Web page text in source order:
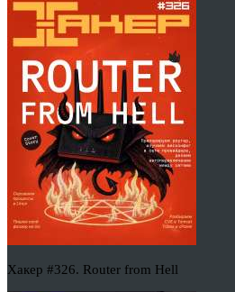
Хакер #326. Router from Hell